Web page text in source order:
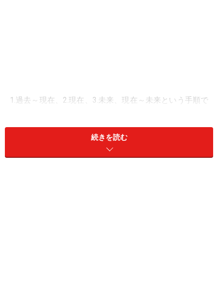
1.過去～現在、2.現在、3.未来、現在～未来という手順で
まず、過去～現在までを振り返り、自己の価値観や軸
（行動の規範、拠りどころ）を確認します。次に、今現
続きを読む